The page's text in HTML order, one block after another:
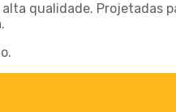
qualidade. Projetadas